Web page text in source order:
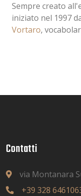
Sempre creato
iniziato nel 1997
Vortaro,
Contatti
via Montanara
+39 328